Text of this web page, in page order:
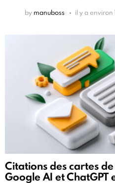
by manuboss il y a environ
Citations des cartes
Google AI et ChatGPT